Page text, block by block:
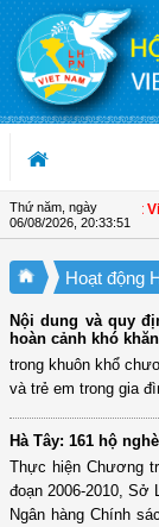
Truy cập nội dung luôn
Thứ năm, ngày
06/08/2026, 20:33:53
gắn kết Việt
Hoạt động
Nội dung và quy
hoàn cảnh khó khăn
trong khuôn khổ
và trẻ em trong gia
Hà Tây: 161 hộ
Thực hiện Chương
đoạn 2006-2010, Sở
Ngân hàng Chính